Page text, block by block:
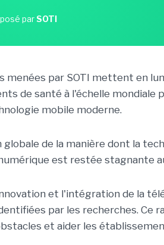
parSOTI
menées par SOTI mettent en
de santé à l'échelle mondiale
mobile moderne.
globale de la manière dont la
est restée stagnante
et l'intégration de la
par les recherches. Ce
et aider les